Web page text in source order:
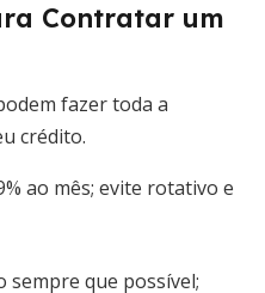
Contratar um
fazer toda a
crédito.
ao mês; evite rotativo e
que possível;